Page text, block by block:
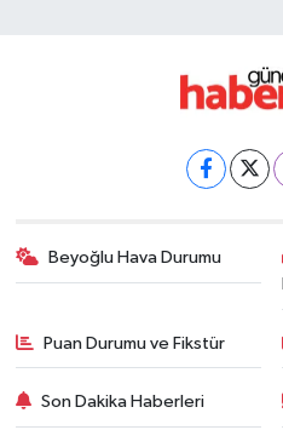
Beyoğlu Hava Durumu
Puan Durumu ve Fikstür
Son Dakika Haberleri